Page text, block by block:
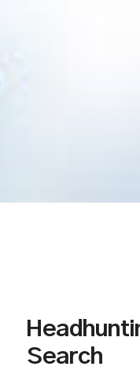
Search